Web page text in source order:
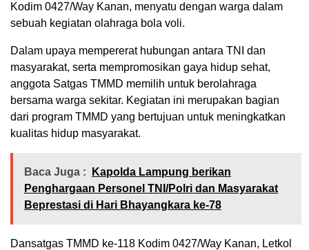
Kodim 0427/Way Kanan, menyatu dengan warga dalam
sebuah kegiatan olahraga bola voli.
Dalam upaya mempererat hubungan antara TNI dan
masyarakat, serta mempromosikan gaya hidup sehat,
anggota Satgas TMMD memilih untuk berolahraga
bersama warga sekitar. Kegiatan ini merupakan bagian
dari program TMMD yang bertujuan untuk meningkatkan
kualitas hidup masyarakat.
Baca Juga :
Kapolda Lampung berikan
Penghargaan Personel TNI/Polri dan Masyarakat
Beprestasi di Hari Bhayangkara ke-78
Dansatgas TMMD ke-118 Kodim 0427/Way Kanan, Letkol